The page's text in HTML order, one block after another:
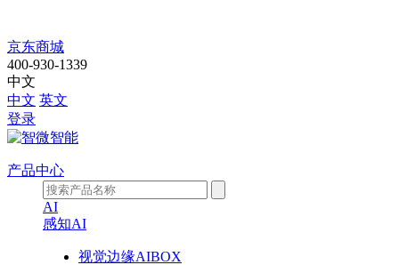
IPC-
7710-
Q670-
6L
京东商城
400-930-1339
中文
中文 英文
登录
产品中心
AI
感知AI
视觉边缘AIBOX